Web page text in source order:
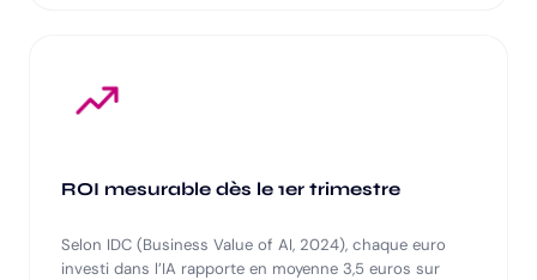
ROI mesurable dès le 1er trimestre
Selon IDC (Business Value of AI, 2024), chaque euro
investi dans l’IA rapporte en moyenne 3,5 euros sur